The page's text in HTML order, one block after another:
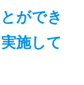
ができ
施して